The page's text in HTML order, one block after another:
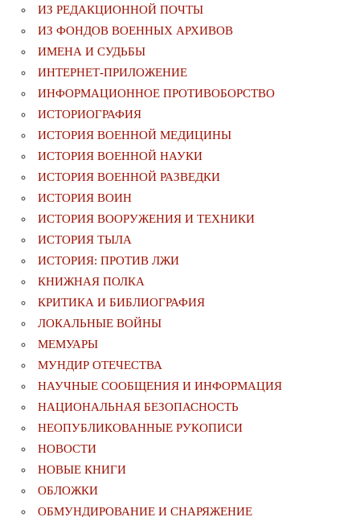
ИЗ РЕДАКЦИОННОЙ ПОЧТЫ
ИЗ ФОНДОВ ВОЕННЫХ АРХИВОВ
ИМЕНА И СУДЬБЫ
ИНТЕРНЕТ-ПРИЛОЖЕНИЕ
ИНФОРМАЦИОННОЕ ПРОТИВОБОРСТВО
ИСТОРИОГРАФИЯ
ИСТОРИЯ ВОЕННОЙ МЕДИЦИНЫ
ИСТОРИЯ ВОЕННОЙ НАУКИ
ИСТОРИЯ ВОЕННОЙ РАЗВЕДКИ
ИСТОРИЯ ВОИН
ИСТОРИЯ ВООРУЖЕНИЯ И ТЕХНИКИ
ИСТОРИЯ ТЫЛА
ИСТОРИЯ: ПРОТИВ ЛЖИ
КНИЖНАЯ ПОЛКА
КРИТИКА И БИБЛИОГРАФИЯ
ЛОКАЛЬНЫЕ ВОЙНЫ
МЕМУАРЫ
МУНДИР ОТЕЧЕСТВА
НАУЧНЫЕ СООБЩЕНИЯ И ИНФОРМАЦИЯ
НАЦИОНАЛЬНАЯ БЕЗОПАСНОСТЬ
НЕОПУБЛИКОВАННЫЕ РУКОПИСИ
НОВОСТИ
НОВЫЕ КНИГИ
ОБЛОЖКИ
ОБМУНДИРОВАНИЕ И СНАРЯЖЕНИЕ